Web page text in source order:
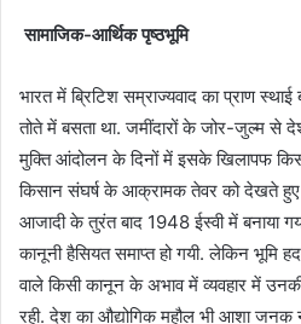
सामाजिक-आर्थिक पृष्ठभूमि
भारत में ब्रिटिश सम्राज्यवाद का प्राण स्थाई
तोते में बसता था. जमींदारों के जोर-जुल्म से
मुक्ति आंदोलन के दिनों में इसके खिलापफ
किसान संघर्ष के आक्रामक तेवर को देखते हुए
आजादी के तुरंत बाद 1948 ईस्वी में बनाया
कानूनी हैसियत समाप्त हो गयी. लेकिन भूमि
वाले किसी कानून के अभाव में व्यवहार में
रही. देश का औद्योगिक महौल भी आशा जनक